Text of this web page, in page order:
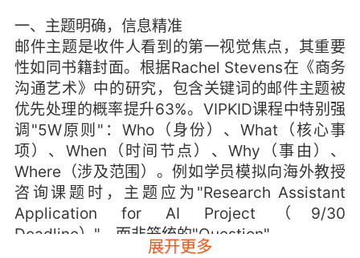
一、主题明确，信息精准
邮件主题是收件人看到的第一视觉焦点，其重要
性如同书籍封面。根据Rachel Stevens在《商务
沟通艺术》中的研究，包含关键词的邮件主题被
优先处理的概率提升63%。VIPKID课程中特别强
调"5W原则"：Who（身份）、What（核心事
项）、When（时间节点）、Why（事由）、
Where（涉及范围）。例如学员模拟向海外教授
咨询课题时，主题应为"Research Assistant
Application for AI Project（9/30
Deadline）"，而非笼统的"Question"。
展开更多